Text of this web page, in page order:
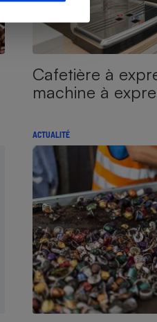
Cafetière à
machine à
ACTUALITÉ